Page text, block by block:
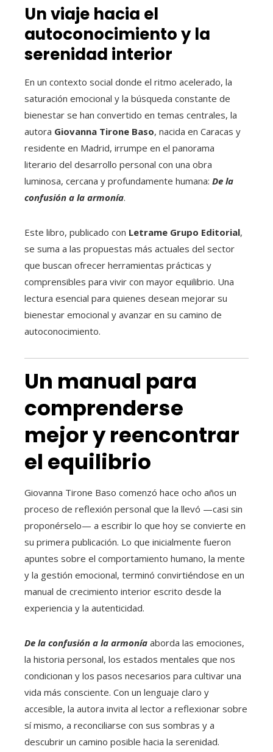
Un viaje hacia el
autoconocimiento y la
serenidad interior
En un contexto social donde el ritmo acelerado, la
saturación emocional y la búsqueda constante de
bienestar se han convertido en temas centrales, la
autora Giovanna Tirone Baso, nacida en Caracas y
residente en Madrid, irrumpe en el panorama
literario del desarrollo personal con una obra
luminosa, cercana y profundamente humana: De la
confusión a la armonía.
Este libro, publicado con Letrame Grupo Editorial,
se suma a las propuestas más actuales del sector
que buscan ofrecer herramientas prácticas y
comprensibles para vivir con mayor equilibrio. Una
lectura esencial para quienes desean mejorar su
bienestar emocional y avanzar en su camino de
autoconocimiento.
Un manual para
comprenderse
mejor y reencontrar
el equilibrio
Giovanna Tirone Baso comenzó hace ocho años un
proceso de reflexión personal que la llevó —casi sin
proponérselo— a escribir lo que hoy se convierte en
su primera publicación. Lo que inicialmente fueron
apuntes sobre el comportamiento humano, la mente
y la gestión emocional, terminó convirtiéndose en un
manual de crecimiento interior escrito desde la
experiencia y la autenticidad.
De la confusión a la armonía aborda las emociones,
la historia personal, los estados mentales que nos
condicionan y los pasos necesarios para cultivar una
vida más consciente. Con un lenguaje claro y
accesible, la autora invita al lector a reflexionar sobre
sí mismo, a reconciliarse con sus sombras y a
descubrir un camino posible hacia la serenidad.